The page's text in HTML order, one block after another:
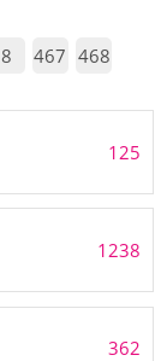
8 467 468
125
1238
362